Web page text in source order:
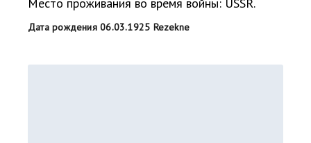
Дата рождения 06.03.1925 Rezekne